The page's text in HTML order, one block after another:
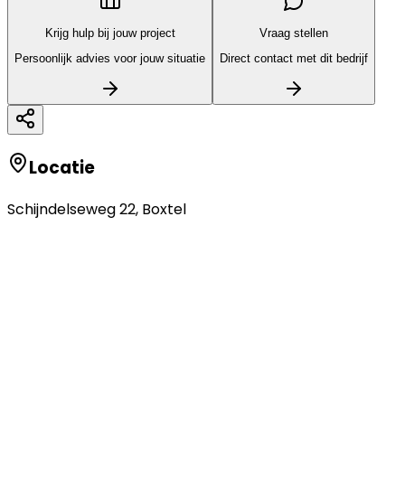
Krijg hulp bij jouw project
Persoonlijk advies voor jouw situatie
Vraag stellen
Direct contact met dit bedrijf
Locatie
Schijndelseweg 22, Boxtel